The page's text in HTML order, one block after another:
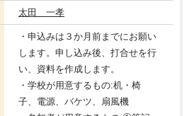
太田 一孝
・申込みは３か月前までにお願い
します。申し込み後、打合せを行
い、資料を作成します。
・学校が用意するもの:机・椅
子、電源、バケツ、扇風機